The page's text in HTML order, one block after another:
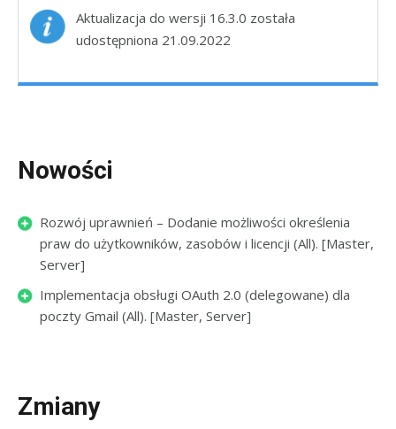
Aktualizacja do wersji 16.3.0 została
udostępniona 21.09.2022
Nowości
Rozwój uprawnień – Dodanie możliwości określenia
praw do użytkowników, zasobów i licencji (All). [Master,
Server]
Implementacja obsługi OAuth 2.0 (delegowane) dla
poczty Gmail (All). [Master, Server]
Zmiany